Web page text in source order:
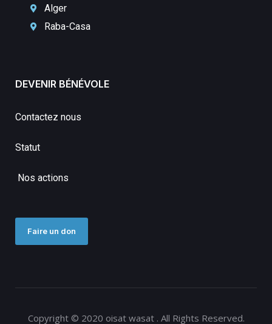
Alger
Raba-Casa
DEVENIR BÉNÉVOLE
Contactez nous
Statut
Nos actions
Faire un don
Copyright © 2020 oisat wasat . All Rights Reserved.